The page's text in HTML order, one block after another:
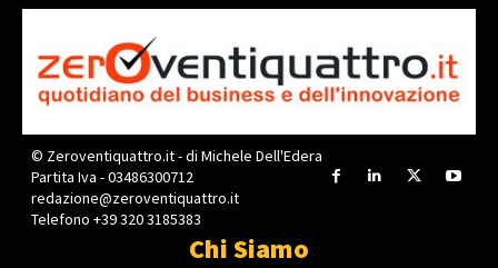
© Zeroventiquattro.it - di Michele Dell'Edera
Partita Iva - 03486300712
redazione@zeroventiquattro.it
Telefono +39 320 3185383
Chi Siamo